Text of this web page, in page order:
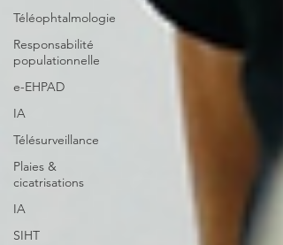
Téléophtalmologie
Responsabilité
populationnelle
e-EHPAD
IA
Télésurveillance
Plaies &
cicatrisations
IA
SIHT